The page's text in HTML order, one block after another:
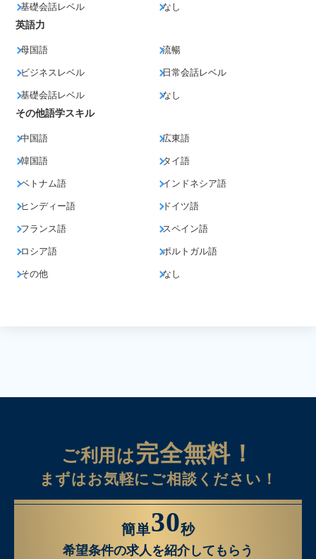
基礎会話レベル なし
英語力
母国語 流暢
ビジネスレベル 日常会話レベル
基礎会話レベル なし
その他語学スキル
中国語 広東語
韓国語 タイ語
ベトナム語 インドネシア語
ヒンディー語 ドイツ語
フランス語 スペイン語
ロシア語 ポルトガル語
その他 なし
ご利用は完全無料！
まずはお気軽にご相談ください！
簡単30秒
希望条件の求人を紹介してもらう